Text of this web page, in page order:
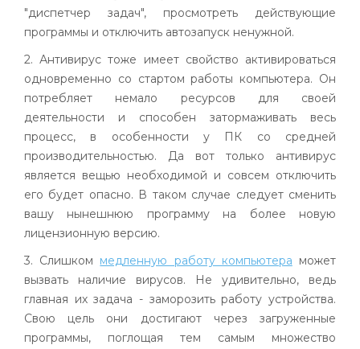
"диспетчер задач", просмотреть действующие
программы и отключить автозапуск ненужной.
2. Антивирус тоже имеет свойство активироваться
одновременно со стартом работы компьютера. Он
потребляет немало ресурсов для своей
деятельности и способен затормаживать весь
процесс, в особенности у ПК со средней
производительностью. Да вот только антивирус
является вещью необходимой и совсем отключить
его будет опасно. В таком случае следует сменить
вашу нынешнюю программу на более новую
лицензионную версию.
3. Слишком медленную работу компьютера может
вызвать наличие вирусов. Не удивительно, ведь
главная их задача - заморозить работу устройства.
Свою цель они достигают через загруженные
программы, поглощая тем самым множество